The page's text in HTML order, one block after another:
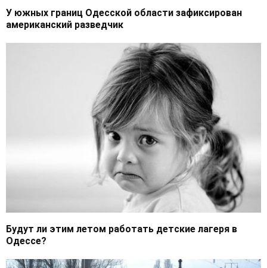
У южных границ Одесской области зафиксирован
американский разведчик
Будут ли этим летом работать детские лагеря в
Одессе?